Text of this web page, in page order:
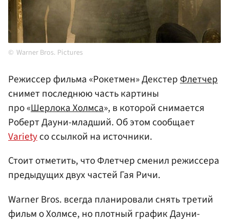
Warner Bros. Pictures
Режиссер фильма «Рокетмен» ДекстерФлетчер
снимет последнюю часть картины
про «Шерлока Холмса», в которой снимается
Роберт Дауни-младший. Об этом сообщает
Varietyсо ссылкой на источники.
Стоит отметить, что Флетчер сменил режиссера
предыдущих двух частей Гая Ричи.
Warner Bros. всегда планировали снять третий
фильм о Холмсе, но плотный график Дауни-